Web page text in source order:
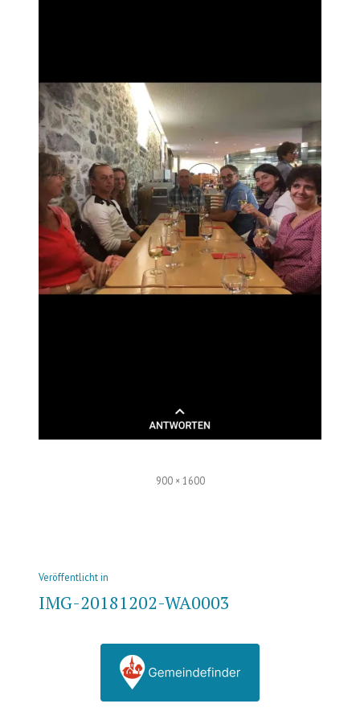
Volle
900 × 1600
Beitrags-
Navigation
Veröffentlicht in
IMG-20181202-WA0003